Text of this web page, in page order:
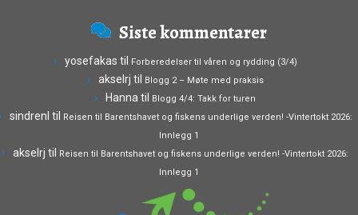
Siste kommentarer
yosefakas til Forberedelser til våren og rydding (3/4)
akselrj til Blogg 2 – Møte med praksis
Hanna til Blogg 4/4: Takk for turen
sindrenl til Reisen til Barentshavet og fiskens underlige verden! -Vintertokt 2026:
Innlegg 1
akselrj til Reisen til Barentshavet og fiskens underlige verden! -Vintertokt 2026:
Innlegg 1